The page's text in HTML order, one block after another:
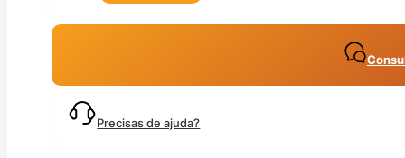
Precisas de ajuda?